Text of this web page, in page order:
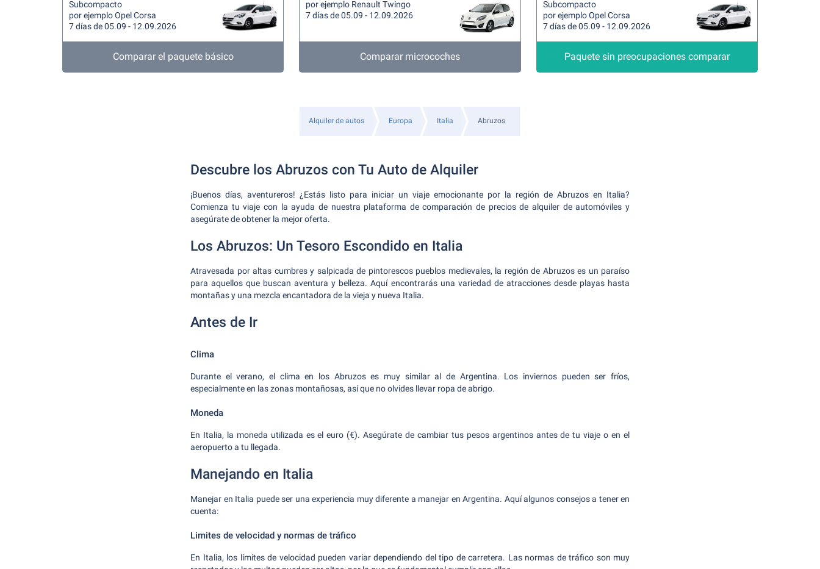
Subcompacto
por ejemplo Opel Corsa
7 días de 05.09 - 12.09.2026
Comparar el paquete básico
por ejemplo Renault Twingo
7 días de 05.09 - 12.09.2026
Comparar microcoches
Subcompacto
por ejemplo Opel Corsa
7 días de 05.09 - 12.09.2026
Paquete sin preocupaciones comparar
Alquiler de autos Europa Italia Abruzos
Descubre los Abruzos con Tu Auto de Alquiler
¡Buenos días, aventureros! ¿Estás listo para iniciar un viaje emocionante por la región de Abruzos en Italia?
Comienza tu viaje con la ayuda de nuestra plataforma de comparación de precios de alquiler de automóviles y
asegúrate de obtener la mejor oferta.
Los Abruzos: Un Tesoro Escondido en Italia
Atravesada por altas cumbres y salpicada de pintorescos pueblos medievales, la región de Abruzos es un paraíso
para aquellos que buscan aventura y belleza. Aquí encontrarás una variedad de atracciones desde playas hasta
montañas y una mezcla encantadora de la vieja y nueva Italia.
Antes de Ir
Clima
Durante el verano, el clima en los Abruzos es muy similar al de Argentina. Los inviernos pueden ser fríos,
especialmente en las zonas montañosas, así que no olvides llevar ropa de abrigo.
Moneda
En Italia, la moneda utilizada es el euro (€). Asegúrate de cambiar tus pesos argentinos antes de tu viaje o en el
aeropuerto a tu llegada.
Manejando en Italia
Manejar en Italia puede ser una experiencia muy diferente a manejar en Argentina. Aquí algunos consejos a tener en
cuenta:
Limites de velocidad y normas de tráfico
En Italia, los límites de velocidad pueden variar dependiendo del tipo de carretera. Las normas de tráfico son muy